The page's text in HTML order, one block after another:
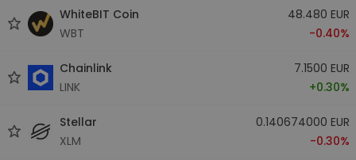
WhiteBIT Coin
WBT
48.480 EUR
-0.40%
Chainlink
LINK
7.1500 EUR
+0.30%
Stellar
XLM
0.140674000 EUR
-0.30%